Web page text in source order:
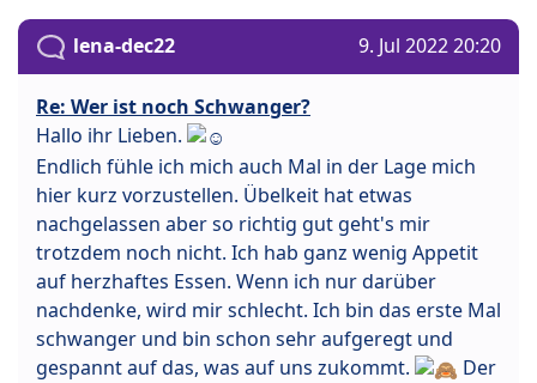
lena-dec22 9. Jul 2022 20:20
Re: Wer ist noch Schwanger?
Hallo ihr Lieben.
Endlich fühle ich mich auch Mal in der Lage mich
hier kurz vorzustellen. Übelkeit hat etwas
nachgelassen aber so richtig gut geht's mir
trotzdem noch nicht. Ich hab ganz wenig Appetit
auf herzhaftes Essen. Wenn ich nur darüber
nachdenke, wird mir schlecht. Ich bin das erste Mal
schwanger und bin schon sehr aufgeregt und
gespannt auf das, was auf uns zukommt.
Der